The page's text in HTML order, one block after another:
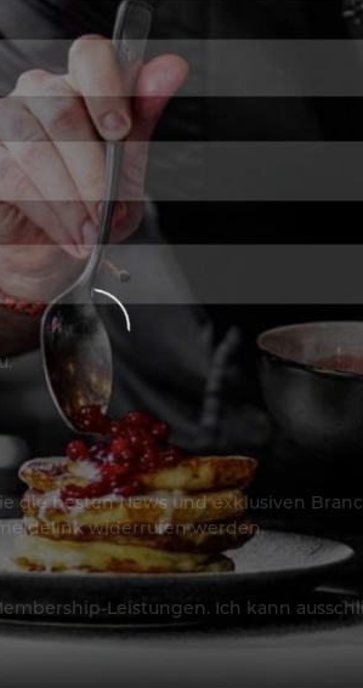
die besten News und exklusiven
widerrufen werden.
Leistungen. Ich kann